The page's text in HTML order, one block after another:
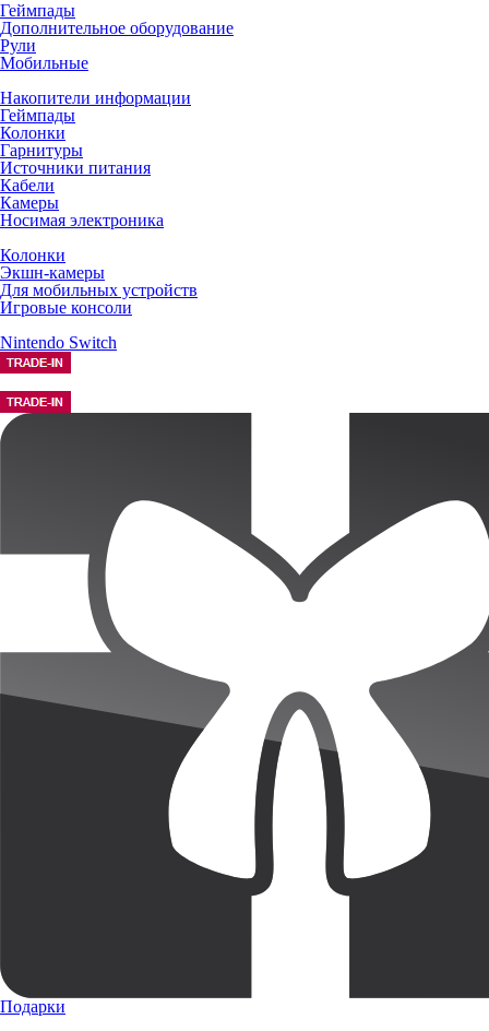
Геймпады
Дополнительное оборудование
Рули
Мобильные
Накопители информации
Геймпады
Колонки
Гарнитуры
Источники питания
Кабели
Камеры
Носимая электроника
Колонки
Экшн-камеры
Для мобильных устройств
Игровые консоли
Nintendo Switch
Подарки